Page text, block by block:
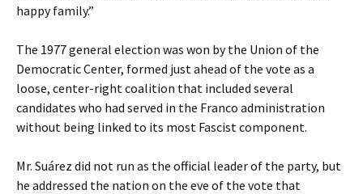
happy family.”
The 1977 general election was won by the Union of the
Democratic Center, formed just ahead of the vote as a
loose, center-right coalition that included several
candidates who had served in the Franco administration
without being linked to its most Fascist component.
Mr. Suárez did not run as the official leader of the party, but
he addressed the nation on the eve of the vote that